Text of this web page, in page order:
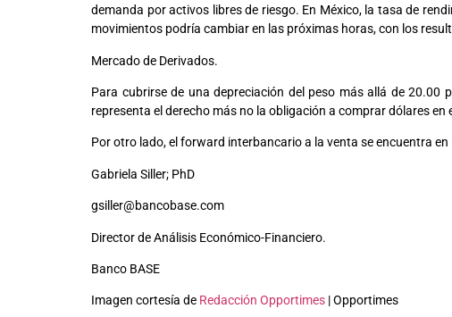
demanda por activos libres de riesgo. En México, la tasa de
movimientos podría cambiar en las próximas horas, con los
Mercado de Derivados.
Para cubrirse de una depreciación del peso más allá de
representa el derecho más no la obligación a comprar dólares en
Por otro lado, el forward interbancario a la venta se encuentra
Gabriela Siller; PhD
gsiller@bancobase.com
Director de Análisis Económico-Financiero.
Banco BASE
Imagen cortesía de Redacción Opportimes | Opportimes